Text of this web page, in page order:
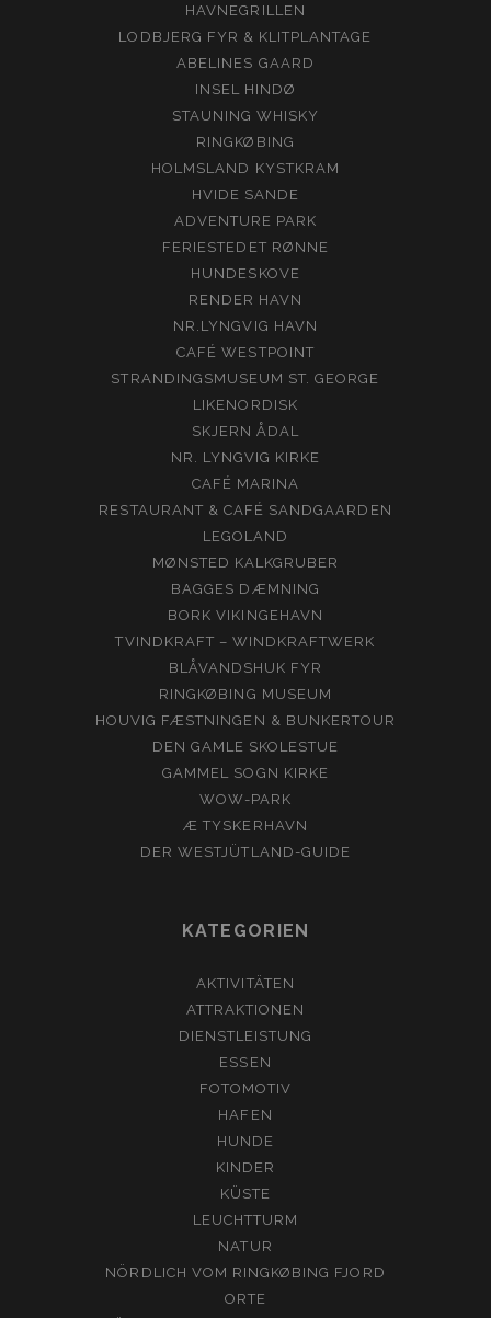
HAVNEGRILLEN
LODBJERG FYR & KLITPLANTAGE
ABELINES GAARD
INSEL HINDØ
STAUNING WHISKY
RINGKØBING
HOLMSLAND KYSTKRAM
HVIDE SANDE
ADVENTURE PARK
FERIESTEDET RØNNE
HUNDESKOVE
RENDER HAVN
NR.LYNGVIG HAVN
CAFÉ WESTPOINT
STRANDINGSMUSEUM ST. GEORGE
LIKENORDISK
SKJERN ÅDAL
NR. LYNGVIG KIRKE
CAFÉ MARINA
RESTAURANT & CAFÉ SANDGAARDEN
LEGOLAND
MØNSTED KALKGRUBER
BAGGES DÆMNING
BORK VIKINGEHAVN
TVINDKRAFT – WINDKRAFTWERK
BLÅVANDSHUK FYR
RINGKØBING MUSEUM
HOUVIG FÆSTNINGEN & BUNKERTOUR
DEN GAMLE SKOLESTUE
GAMMEL SOGN KIRKE
WOW-PARK
Æ TYSKERHAVN
DER WESTJÜTLAND-GUIDE
KATEGORIEN
AKTIVITÄTEN
ATTRAKTIONEN
DIENSTLEISTUNG
ESSEN
FOTOMOTIV
HAFEN
HUNDE
KINDER
KÜSTE
LEUCHTTURM
NATUR
NÖRDLICH VOM RINGKØBING FJORD
ORTE